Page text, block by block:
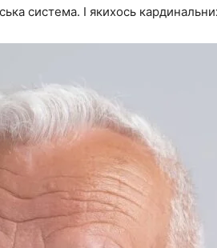
система. І якихось кардинальних